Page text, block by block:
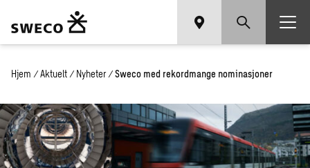
Hjem / Aktuelt / Nyheter / Sweco med rekordmange nominasjoner